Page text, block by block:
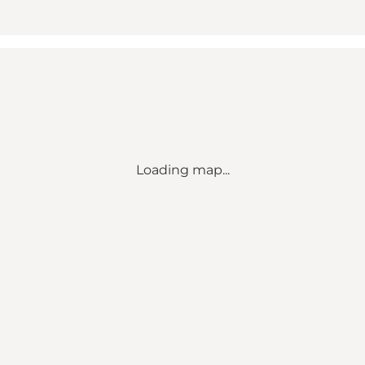
Loading map...